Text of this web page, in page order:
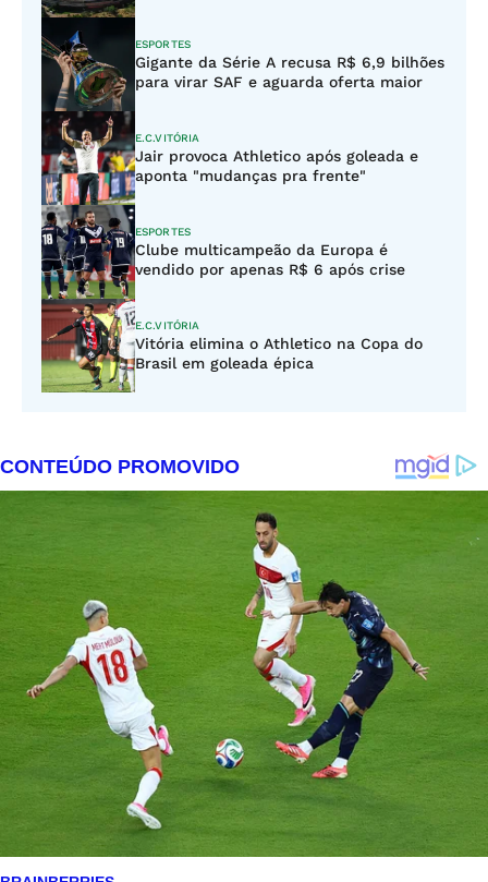
ESPORTES
Gigante da Série A recusa R$ 6,9 bilhões
para virar SAF e aguarda oferta maior
E.C.VITÓRIA
Jair provoca Athletico após goleada e
aponta "mudanças pra frente"
ESPORTES
Clube multicampeão da Europa é
vendido por apenas R$ 6 após crise
E.C.VITÓRIA
Vitória elimina o Athletico na Copa do
Brasil em goleada épica